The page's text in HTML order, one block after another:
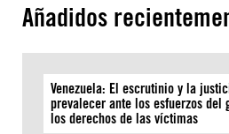
Añadidos
Venezuela: El escrutinio y la
prevalecer ante los esfuerzos del
los derechos de las víctimas